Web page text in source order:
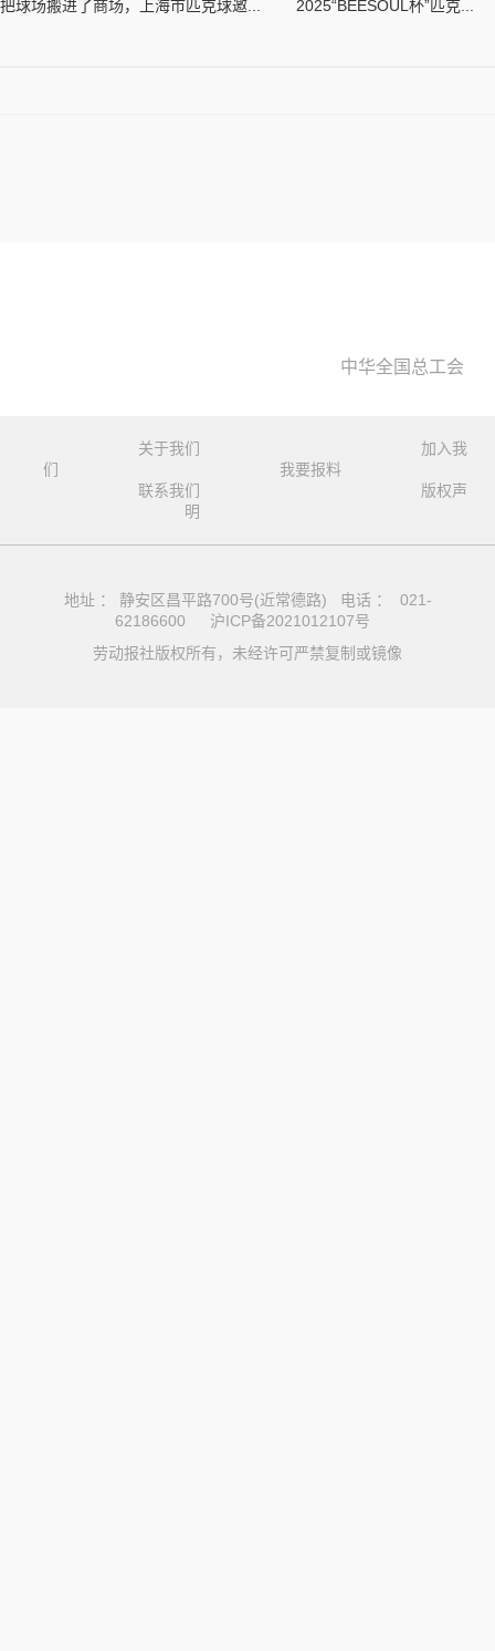
把球场搬进了商场，上海市匹克球邀... 2025“BEESOUL杯”匹克...
中华全国总工会
关于我们
加入我
们
我要报料
联系我们
版权声
明
地址 ： 静安区昌平路700号(近常德路) 电话 ： 021-
62186600
沪ICP备2021012107号
劳动报社版权所有，未经许可严禁复制或镜像